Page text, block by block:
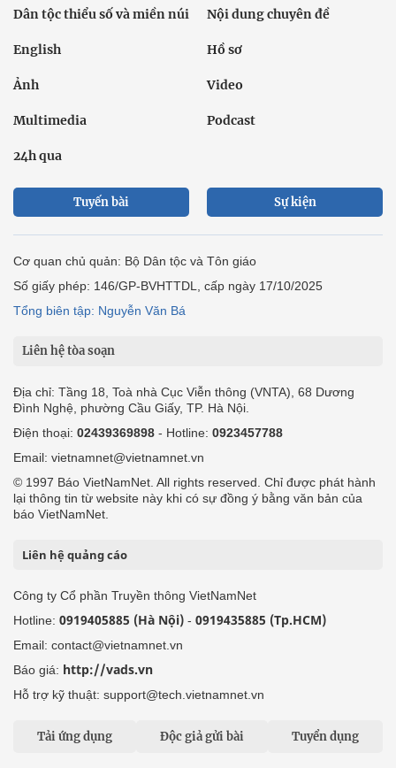
Dân tộc thiểu số và miền núi Nội dung chuyên đề
English Hồ sơ
Ảnh Video
Multimedia Podcast
24h qua
Tuyến bài Sự kiện
Cơ quan chủ quản: Bộ Dân tộc và Tôn giáo
Số giấy phép: 146/GP-BVHTTDL, cấp ngày 17/10/2025
Tổng biên tập: Nguyễn Văn Bá
Liên hệ tòa soạn
Địa chỉ: Tầng 18, Toà nhà Cục Viễn thông (VNTA), 68 Dương
Đình Nghệ, phường Cầu Giấy, TP. Hà Nội.
Điện thoại: 02439369898 - Hotline: 0923457788
Email: vietnamnet@vietnamnet.vn
© 1997 Báo VietNamNet. All rights reserved. Chỉ được phát hành
lại thông tin từ website này khi có sự đồng ý bằng văn bản của
báo VietNamNet.
Liên hệ quảng cáo
Công ty Cổ phần Truyền thông VietNamNet
Hotline: 0919405885 (Hà Nội) - 0919435885 (Tp.HCM)
Email: contact@vietnamnet.vn
Báo giá: http://vads.vn
Hỗ trợ kỹ thuật: support@tech.vietnamnet.vn
Tải ứng dụng Độc giả gửi bài Tuyển dụng